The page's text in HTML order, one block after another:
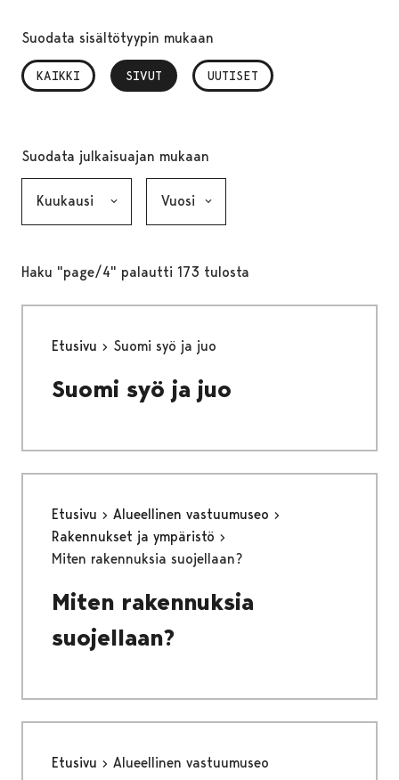
Suodata sisältötyypin mukaan
KAIKKI SIVUT
, VALITTU UUTISET
Suodata julkaisuajan mukaan
Haku "page/4" palautti 173 tulosta
Etusivu Suomi syö ja juo
Suomi syö ja juo
Etusivu
Alueellinen vastuumuseo
Rakennukset ja ympäristö
Miten rakennuksia suojellaan?
Miten rakennuksia
suojellaan?
Etusivu Alueellinen vastuumuseo